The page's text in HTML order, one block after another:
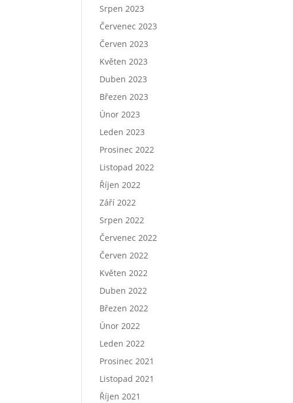
Srpen 2023
Červenec 2023
Červen 2023
Květen 2023
Duben 2023
Březen 2023
Únor 2023
Leden 2023
Prosinec 2022
Listopad 2022
Říjen 2022
Září 2022
Srpen 2022
Červenec 2022
Červen 2022
Květen 2022
Duben 2022
Březen 2022
Únor 2022
Leden 2022
Prosinec 2021
Listopad 2021
Říjen 2021